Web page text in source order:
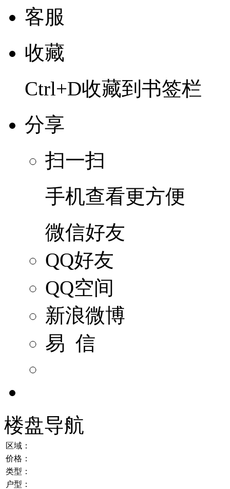
客服
收藏
Ctrl+D收藏到书签栏
分享
扫一扫
手机查看更方便
微信好友
QQ好友
QQ空间
新浪微博
易 信
楼盘导航
区域：
价格：
类型：
户型：